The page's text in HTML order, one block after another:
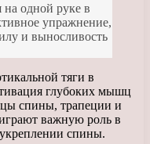
на одной руке в
упражнение,
и выносливость
тяги в
глубоких мышц
спины, трапеции и
важную роль в
спины.